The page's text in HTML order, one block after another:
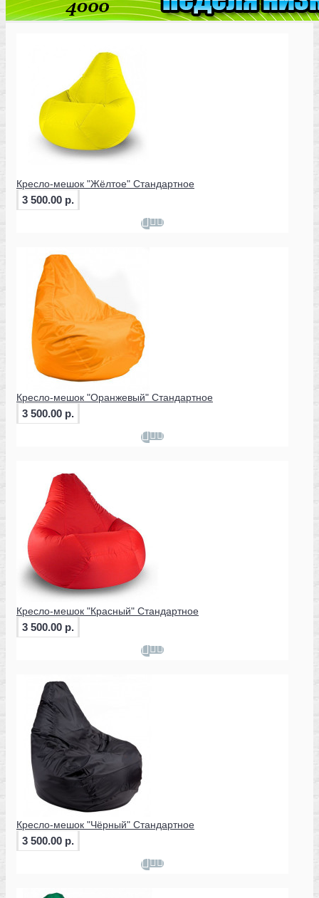
Кресло-мешок "Жёлтое" Стандартное
3 500.00 р.
Кресло-мешок "Оранжевый" Стандартное
3 500.00 р.
Кресло-мешок "Красный" Стандартное
3 500.00 р.
Кресло-мешок "Чёрный" Стандартное
3 500.00 р.